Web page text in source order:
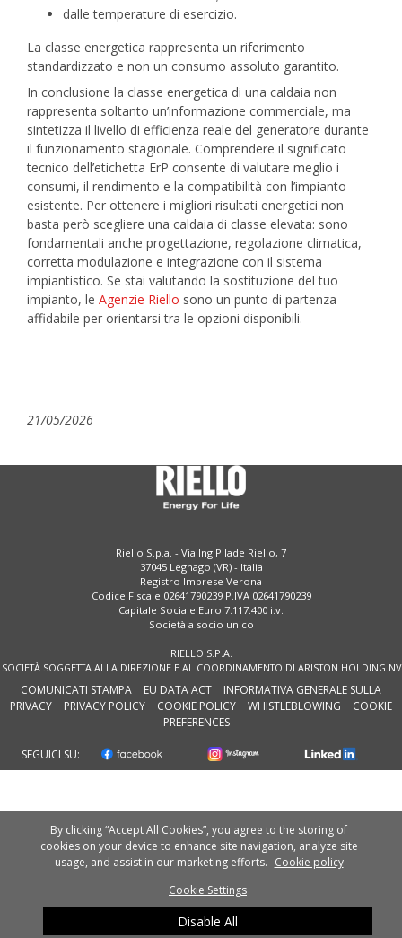
dalle temperature di esercizio.
La classe energetica rappresenta un riferimento
standardizzato e non un consumo assoluto garantito.
In conclusione la classe energetica di una caldaia non
rappresenta soltanto un’informazione commerciale, ma
sintetizza il livello di efficienza reale del generatore durante
il funzionamento stagionale. Comprendere il significato
tecnico dell’etichetta ErP consente di valutare meglio i
consumi, il rendimento e la compatibilità con l’impianto
esistente. Per ottenere i migliori risultati energetici non
basta però scegliere una caldaia di classe elevata: sono
fondamentali anche progettazione, regolazione climatica,
corretta modulazione e integrazione con il sistema
impiantistico. Se stai valutando la sostituzione del tuo
impianto, le Agenzie Riello sono un punto di partenza
affidabile per orientarsi tra le opzioni disponibili.
21/05/2026
Riello S.p.a. - Via Ing Pilade Riello, 7
37045 Legnago (VR) - Italia
Registro Imprese Verona
Codice Fiscale 02641790239 P.IVA 02641790239
Capitale Sociale Euro 7.117.400 i.v.
Società a socio unico
RIELLO S.P.A.
SOCIETÀ SOGGETTA ALLA DIREZIONE E AL COORDINAMENTO DI ARISTON HOLDING NV
COMUNICATI STAMPA EU DATA ACT
INFORMATIVA GENERALE SULLA
PRIVACY
PRIVACY POLICY COOKIE POLICY WHISTLEBLOWING
COOKIE
PREFERENCES
SEGUICI SU:
By clicking “Accept All Cookies”, you agree to the storing of
cookies on your device to enhance site navigation, analyze site
usage, and assist in our marketing efforts. Cookie policy
Cookie Settings
Disable All